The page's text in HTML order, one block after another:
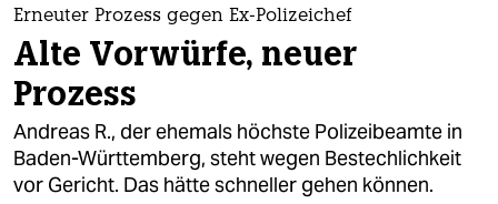
themen
politik
öko
gesellschaft
Erneuter Prozess gegen Ex-Polizeichef
Alte Vorwürfe, neuer
Prozess
Andreas R., der ehemals höchste Polizeibeamte in
Baden-Württemberg, steht wegen Bestechlichkeit
vor Gericht. Das hätte schneller gehen können.